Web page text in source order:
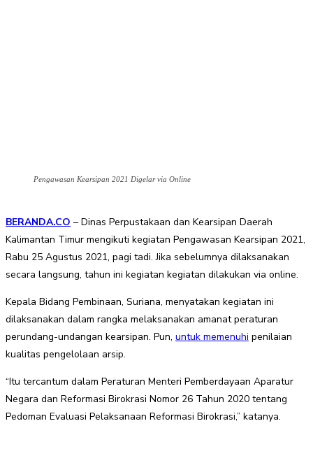
Pengawasan Kearsipan 2021 Digelar via Online
BERANDA.CO – Dinas Perpustakaan dan Kearsipan Daerah
Kalimantan Timur mengikuti kegiatan Pengawasan Kearsipan 2021,
Rabu 25 Agustus 2021, pagi tadi. Jika sebelumnya dilaksanakan
secara langsung, tahun ini kegiatan kegiatan dilakukan via online.
Kepala Bidang Pembinaan, Suriana, menyatakan kegiatan ini
dilaksanakan dalam rangka melaksanakan amanat peraturan
perundang-undangan kearsipan. Pun, untuk memenuhi penilaian
kualitas pengelolaan arsip.
“Itu tercantum dalam Peraturan Menteri Pemberdayaan Aparatur
Negara dan Reformasi Birokrasi Nomor 26 Tahun 2020 tentang
Pedoman Evaluasi Pelaksanaan Reformasi Birokrasi,” katanya.